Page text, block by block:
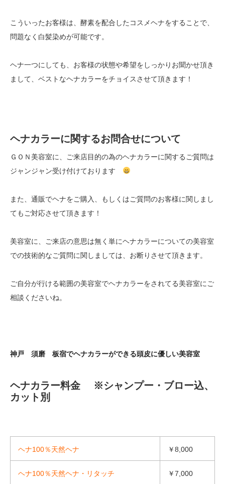
こういったお客様は、酵素を配合したコスメヘナをすることで、
問題なく白髪染めが可能です。
ヘナ一つにしても、お客様の状態や希望をしっかりお聞かせ頂き
まして、ベストなヘナカラーをチョイスさせて頂きます！
ヘナカラーに関するお問合せについて
ＧＯＮ美容室に、ご来店目的の為のヘナカラーに関するご質問は
ジャンジャン受け付けております
また、通販でヘナをご購入、もしくはご質問のお客様に関しまし
てもご対応させて頂きます！
美容室に、ご来店の意思は無く単にヘナカラーについての美容室
での技術的なご質問に関しましては、お断りさせて頂きます。
ご自分が行ける範囲の美容室でヘナカラーをされてる美容室にご
相談くださいね。
神戸 須磨 板宿でヘナカラーができる頭皮に優しい美容室
ヘナカラー料金 ※シャンプー・ブロー込、
カット別
ヘナ100％天然ヘナ ￥8,000
ヘナ100％天然ヘナ・リタッチ ￥7,000